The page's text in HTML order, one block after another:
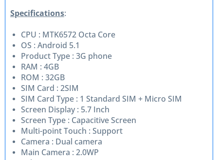
Specifications:
CPU : MTK6572 Octa Core
OS : Android 5.1
Product Type : 3G phone
RAM : 4GB
ROM : 32GB
SIM Card : 2SIM
SIM Card Type : 1 Standard SIM + Micro SIM
Screen Display : 5.7 Inch
Screen Type : Capacitive Screen
Multi-point Touch : Support
Camera : Dual camera
Main Camera : 2.0WP